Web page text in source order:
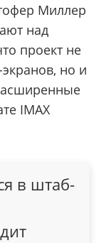
Миллер
над
проект не
но и
IMAX
в штаб-